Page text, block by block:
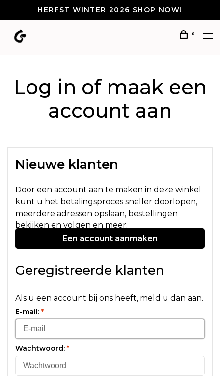
HERFST WINTER 2026 SHOP NOW!
0
Log in of maak een
account aan
Nieuwe klanten
Door een account aan te maken in deze winkel
kunt u het betalingsproces sneller doorlopen,
meerdere adressen opslaan, bestellingen
bekijken en volgen en meer.
Een account aanmaken
Geregistreerde klanten
Als u een account bij ons heeft, meld u dan aan.
E-mail: *
Wachtwoord: *